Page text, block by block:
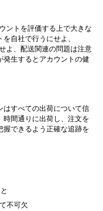
ントを評価する上で大きな
自社で行うにせよ、
よ、配送関連の問題は注意
発生するとアカウントの健
はすべての出荷について信
時間通りに出荷し、注文を
握できるよう正確な追跡を
不可欠